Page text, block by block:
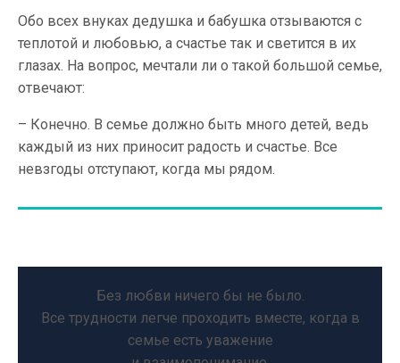
Обо всех внуках дедушка и бабушка отзываются с
теплотой и любовью, а счастье так и светится в их
глазах. На вопрос, мечтали ли о такой большой семье,
отвечают:
– Конечно. В семье должно быть много детей, ведь
каждый из них приносит радость и счастье. Все
невзгоды отступают, когда мы рядом.
Без любви ничего бы не было.
Все трудности легче проходить вместе, когда в
семье есть уважение